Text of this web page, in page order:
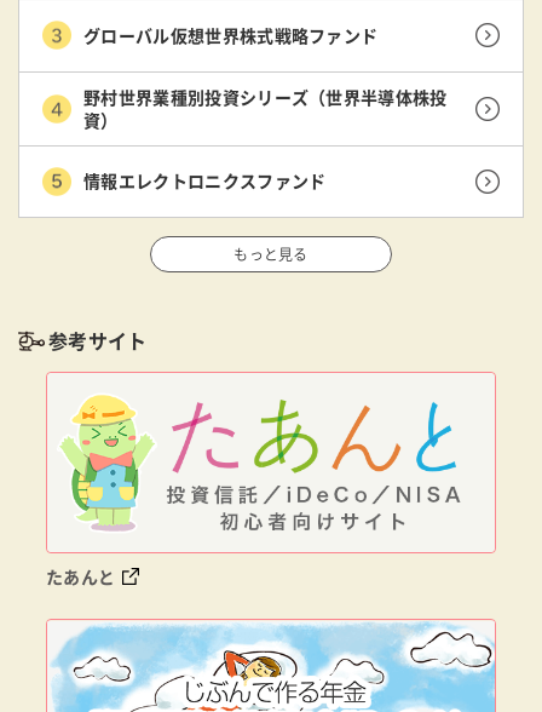
グローバル仮想世界株式戦略ファンド
野村世界業種別投資シリーズ（世界半導体株投
資）
情報エレクトロニクスファンド
もっと見る
参考サイト
たあんと